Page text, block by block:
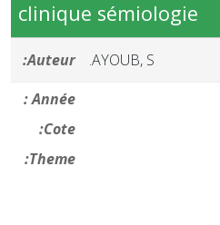
clinique sémiologie
Auteur:
AYOUB, S.
Année :
Cote:
Theme: